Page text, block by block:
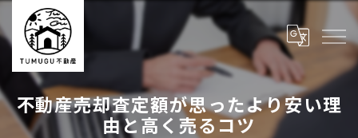
不動産売却査定額が思ったより安い理
由と高く売るコツ